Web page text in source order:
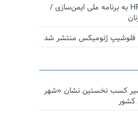
بررسی ورود واکسن HPV به برنامه ملی ایمن‌سازی /
فلوشیپ ژنومیکس منتشر شد
کسب نخستین نشان «شهر
کشور